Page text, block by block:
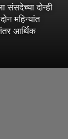
संसदेच्या दोन्ही
महिन्यांत
आर्थिक